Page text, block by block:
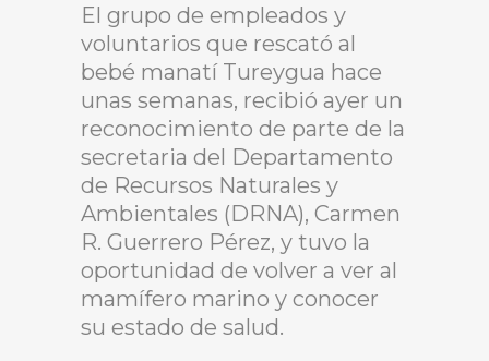
El grupo de empleados y
voluntarios que rescató al
bebé manatí Tureygua hace
unas semanas, recibió ayer un
reconocimiento de parte de la
secretaria del Departamento
de Recursos Naturales y
Ambientales (DRNA), Carmen
R. Guerrero Pérez, y tuvo la
oportunidad de volver a ver al
mamífero marino y conocer
su estado de salud.